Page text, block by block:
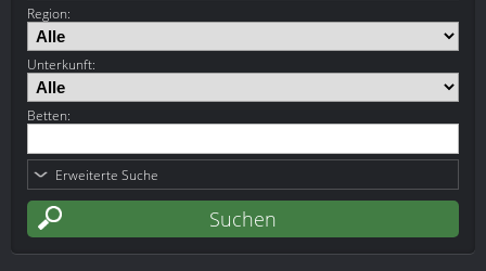
Region:
Unterkunft:
Betten:
Erweiterte Suche